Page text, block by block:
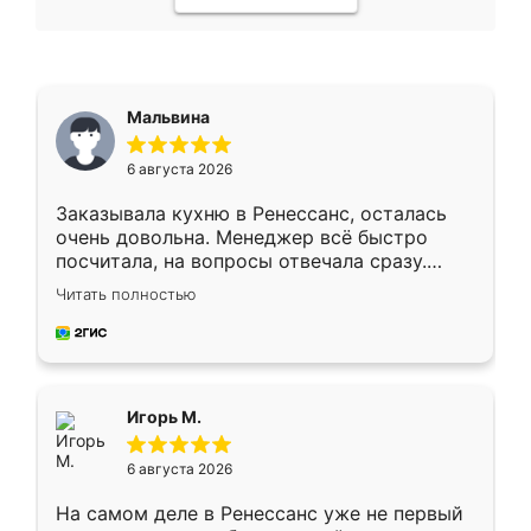
Мальвина
6 августа 2026
Заказывала кухню в Ренессанс, осталась
очень довольна. Менеджер всё быстро
посчитала, на вопросы отвечала сразу.
Замерщик приехал в субботу, подошёл к
делу со всей ответственностью. Собрали
за день, ребята работали аккуратно, даже
Читать полностью
Игорь М.
6 августа 2026
На самом деле в Ренессанс уже не первый